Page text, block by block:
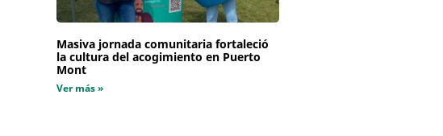
Masiva jornada comunitaria fortaleció
la cultura del acogimiento en Puerto
Mont
Ver más »